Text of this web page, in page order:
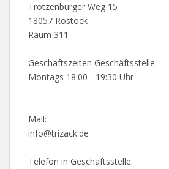
Trotzenburger Weg 15
18057 Rostock
Raum 311
Geschäftszeiten Geschäftsstelle:
Montags 18:00 - 19:30 Uhr
Mail:
info@trizack.de
Telefon in Geschäftsstelle: